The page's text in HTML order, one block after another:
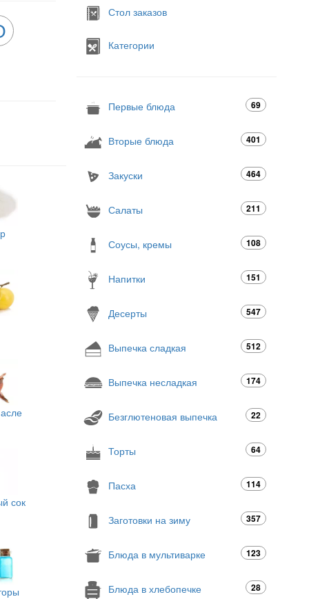
сок
Стол заказов
Категории
Первые блюда 69
Вторые блюда 401
Закуски 464
Салаты 211
Соусы, кремы 108
Напитки 151
Десерты 547
Выпечка сладкая 512
Выпечка несладкая 174
Безглютеновая выпечка 22
Торты 64
Пасха 114
Заготовки на зиму 357
Блюда в мультиварке 123
Блюда в хлебопечке 28